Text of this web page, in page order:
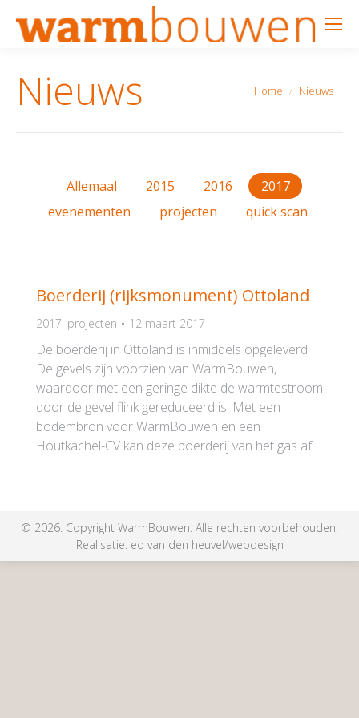
Nieuws Je bent hier:
Home Nieuws
Allemaal 2015 2016
2017
evenementen
projecten quick scan
Boerderij (rijksmonument) Ottoland
2017, projecten 12 maart 2017
De boerderij in Ottoland is inmiddels opgeleverd.
De gevels zijn voorzien van WarmBouwen,
waardoor met een geringe dikte de warmtestroom
door de gevel flink gereduceerd is. Met een
bodembron voor WarmBouwen en een
Houtkachel-CV kan deze boerderij van het gas af!
© 2026. Copyright WarmBouwen. Alle rechten voorbehouden.
Realisatie: ed van den heuvel/webdesign